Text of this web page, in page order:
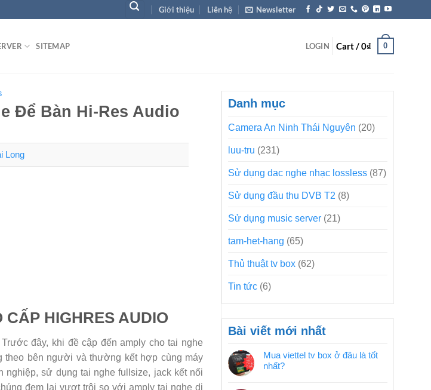
Giới thiệu Liên hệ Newsletter
SITEMAP LOGIN Cart /0₫ 0
Để Bàn Hi-Res Audio
Long
HIGHRES AUDIO
Trước đây, khi đề cập đến amply cho tai nghe
theo bên người và thường kết hợp cùng máy
sử dụng tai nghe fullsize, jack kết nối
đem lại vượt trội so với amply tai nghe di
Danh mục
Camera An Ninh Thái Nguyên (20)
luu-tru (231)
Sử dụng dac nghe nhạc lossless (87)
Sử dụng đầu thu DVB T2 (8)
Sử dụng music server (21)
tam-het-hang (65)
Thủ thuật tv box (62)
Tin tức (6)
Bài viết mới nhất
Mua viettel tv box ở đâu là tốt
nhất?